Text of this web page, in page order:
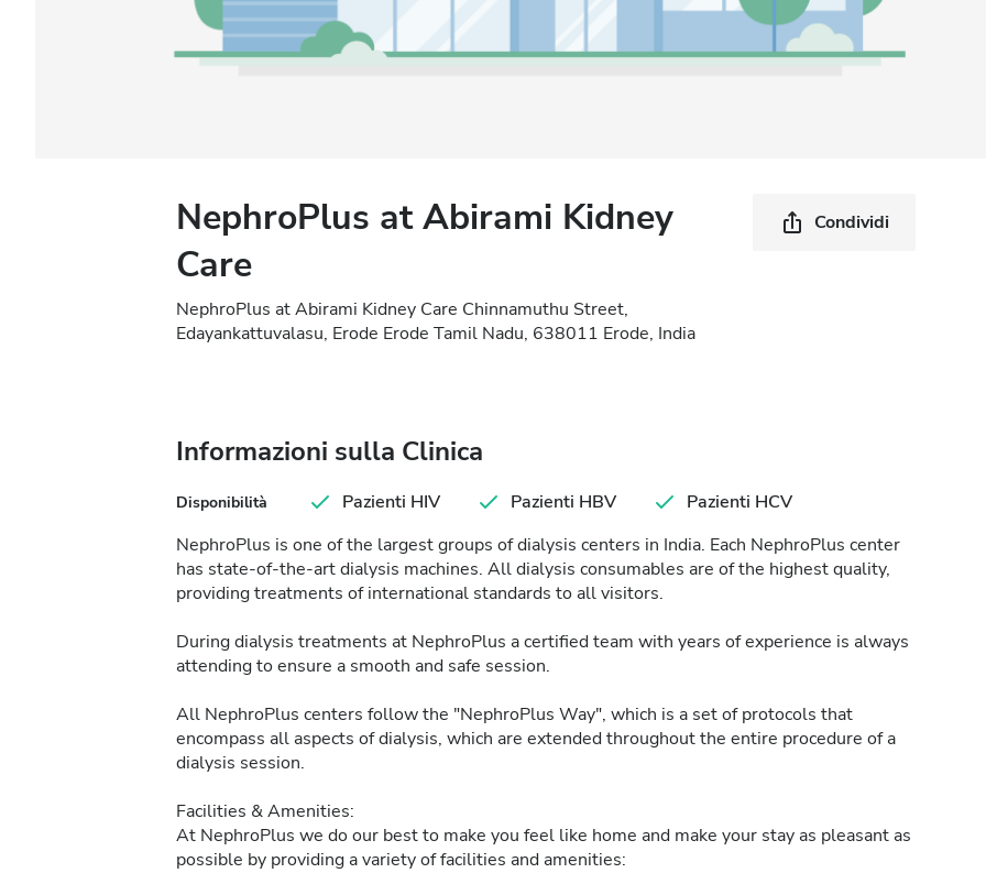
NephroPlus at Abirami Kidney
Care
NephroPlus at Abirami Kidney Care Chinnamuthu Street,
Edayankattuvalasu, Erode Erode Tamil Nadu, 638011 Erode, India
Condividi
Informazioni sulla Clinica
Disponibilità Pazienti HIV Pazienti HBV
Pazienti HCV
NephroPlus is one of the largest groups of dialysis centers in India. Each NephroPlus center
has state-of-the-art dialysis machines. All dialysis consumables are of the highest quality,
providing treatments of international standards to all visitors.
During dialysis treatments at NephroPlus a certified team with years of experience is always
attending to ensure a smooth and safe session.
All NephroPlus centers follow the "NephroPlus Way", which is a set of protocols that
encompass all aspects of dialysis, which are extended throughout the entire procedure of a
dialysis session.
Facilities & Amenities:
At NephroPlus we do our best to make you feel like home and make your stay as pleasant as
possible by providing a variety of facilities and amenities: